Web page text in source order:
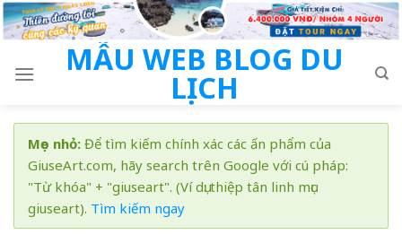
Skip
to
MẪU WEB BLOG DU
LỊCH
Mẹo nhỏ: Để tìm kiếm chính xác các ấn phẩm của
GiuseArt.com, hãy search trên Google với cú pháp:
"Từ khóa" + "giuseart". (Ví dụ: thiệp tân linh mục
giuseart). Tìm kiếm ngay